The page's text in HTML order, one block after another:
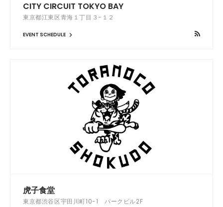
CITY CIRCUIT TOKYO BAY
東京都江東区青海１丁目３−１２
EVENT SCHEDULE
虎子食堂
東京都渋谷区宇田川町10-1 パークビル2F